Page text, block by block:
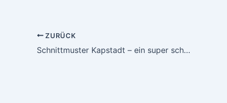
ZURÜCK
Schnittmuster Kapstadt – ein super schnell genähtes Oberteil